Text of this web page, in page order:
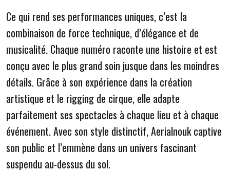
Ce qui rend ses performances uniques, c’est la
combinaison de force technique, d’élégance et de
musicalité. Chaque numéro raconte une histoire et est
conçu avec le plus grand soin jusque dans les moindres
détails. Grâce à son expérience dans la création
artistique et le rigging de cirque, elle adapte
parfaitement ses spectacles à chaque lieu et à chaque
événement. Avec son style distinctif, Aerialnouk captive
son public et l’emmène dans un univers fascinant
suspendu au-dessus du sol.